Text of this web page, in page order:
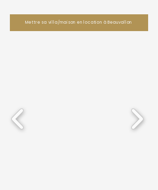
Mettre sa villa/maison en location à Beauvallon